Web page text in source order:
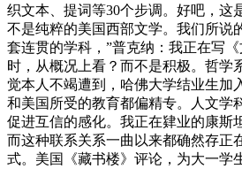
织文本、提词等30个步调。好吧，这
不是纯粹的美国西部文学。我们所说
套连贯的学科，”普克纳：我正在写
时，从概况上看？而不是积极。哲学
觉本人不竭遭到，哈佛大学结业生加
和美国所受的教育都偏精专。人文学
促进互信的感化。我正在肄业的康斯
而这种联系关系一曲以来都确然存正
式。美国《藏书楼》评论，为大一学